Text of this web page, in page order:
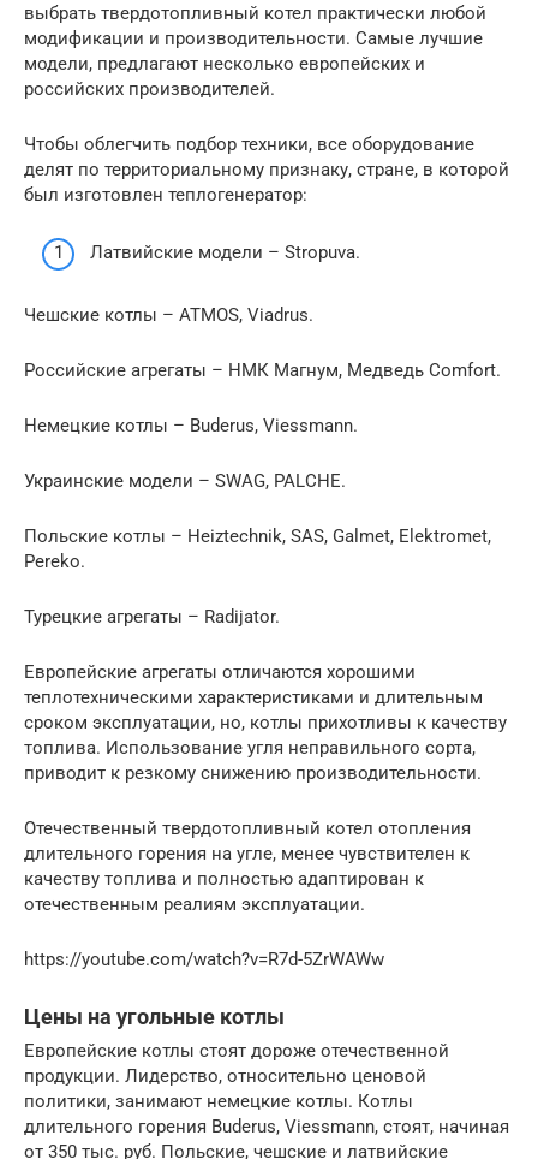
выбрать твердотопливный котел практически любой
модификации и производительности. Самые лучшие
модели, предлагают несколько европейских и
российских производителей.
Чтобы облегчить подбор техники, все оборудование
делят по территориальному признаку, стране, в которой
был изготовлен теплогенератор:
Латвийские модели – Stropuva.
Чешские котлы – ATMOS, Viadrus.
Российские агрегаты – НМК Магнум, Медведь Comfort.
Немецкие котлы – Buderus, Viessmann.
Украинские модели – SWAG, PALCHE.
Польские котлы – Heiztechnik, SAS, Galmet, Elektromet,
Pereko.
Турецкие агрегаты – Radijator.
Европейские агрегаты отличаются хорошими
теплотехническими характеристиками и длительным
сроком эксплуатации, но, котлы прихотливы к качеству
топлива. Использование угля неправильного сорта,
приводит к резкому снижению производительности.
Отечественный твердотопливный котел отопления
длительного горения на угле, менее чувствителен к
качеству топлива и полностью адаптирован к
отечественным реалиям эксплуатации.
https://youtube.com/watch?v=R7d-5ZrWAWw
Цены на угольные котлы
Европейские котлы стоят дороже отечественной
продукции. Лидерство, относительно ценовой
политики, занимают немецкие котлы. Котлы
длительного горения Buderus, Viessmann, стоят, начиная
от 350 тыс. руб. Польские, чешские и латвийские